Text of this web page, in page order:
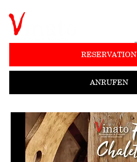
ANRUFEN
RESERVATION